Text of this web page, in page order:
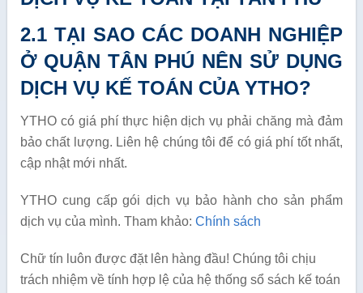
2.1 TẠI SAO CÁC DOANH NGHIỆP
Ở QUẬN TÂN PHÚ NÊN SỬ DỤNG
DỊCH VỤ KẾ TOÁN CỦA YTHO?
YTHO có giá phí thực hiện dịch vụ phải chăng mà đảm
bảo chất lượng. Liên hệ chúng tôi để có giá phí tốt nhất,
cập nhật mới nhất.
YTHO cung cấp gói dịch vụ bảo hành cho sản phẩm
dịch vụ của mình. Tham khảo: Chính sách
Chữ tín luôn được đặt lên hàng đầu! Chúng tôi chịu
trách nhiệm về tính hợp lệ của hệ thống sổ sách kế toán